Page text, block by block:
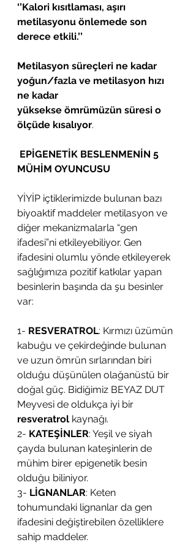
‘’Kalori kısıtlaması, aşırı
metilasyonu önlemede son
derece etkili.’’
Metilasyon süreçleri ne kadar
yoğun/fazla ve metilasyon hızı
ne kadar
yüksekse ömrümüzün süresi o
ölçüde kısalıyor.
EPİGENETİK BESLENMENİN 5
MÜHİM OYUNCUSU
YİYİP içtiklerimizde bulunan bazı
biyoaktif maddeler metilasyon ve
diğer mekanizmalarla “gen
ifadesi”ni etkileyebiliyor. Gen
ifadesini olumlu yönde etkileyerek
sağlığımıza pozitif katkılar yapan
besinlerin başında da şu besinler
var:
1- RESVERATROL: Kırmızı üzümün
kabuğu ve çekirdeğinde bulunan
ve uzun ömrün sırlarından biri
olduğu düşünülen olağanüstü bir
doğal güç. Bidiğimiz BEYAZ DUT
Meyvesi de oldukça iyi bir
resveratrol kaynağı.
2- KATEŞİNLER: Yeşil ve siyah
çayda bulunan kateşinlerin de
mühim birer epigenetik besin
olduğu biliniyor.
3- LİGNANLAR: Keten
tohumundaki lignanlar da gen
ifadesini değiştirebilen özelliklere
sahip maddeler.